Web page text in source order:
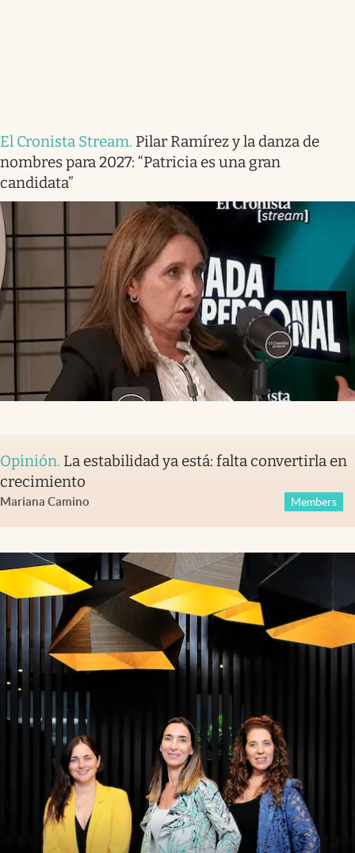
El Cronista Stream. Pilar Ramírez y la danza de
nombres para 2027: “Patricia es una gran
candidata”
Opinión. La estabilidad ya está: falta convertirla en
crecimiento
Mariana Camino Members